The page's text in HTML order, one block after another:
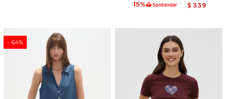
$ 339
64